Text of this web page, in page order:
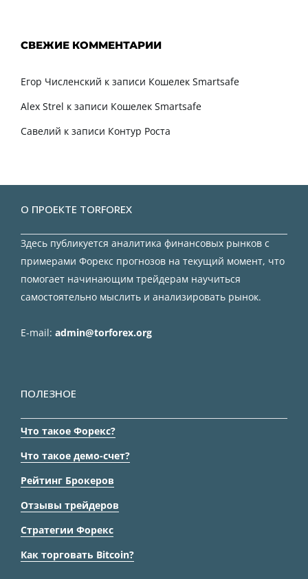
СВЕЖИЕ КОММЕНТАРИИ
Егор Численский к записи Кошелек Smartsafe
Alex Strel к записи Кошелек Smartsafe
Савелий к записи Контур Роста
О ПРОЕКТЕ TORFOREX
Здесь публикуется аналитика финансовых рынков с
примерами Форекс прогнозов на текущий момент, что
помогает начинающим трейдерам научиться
самостоятельно мыслить и анализировать рынок.
E-mail: admin@torforex.org
ПОЛЕЗНОЕ
Что такое Форекс?
Что такое демо-счет?
Рейтинг Брокеров
Отзывы трейдеров
Стратегии Форекс
Как торговать Bitcoin?